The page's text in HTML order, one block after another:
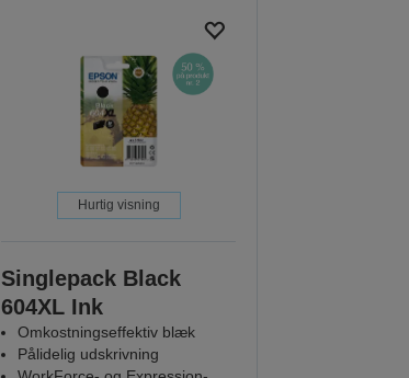
Hurtig visning
Singlepack Black
604XL Ink
Omkostningseffektiv blæk
Pålidelig udskrivning